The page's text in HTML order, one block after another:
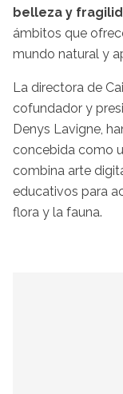
belleza y
ámbitos que
mundo natural y
La directora de
cofundador y
Denys Lavigne,
concebida como
combina arte
educativos para
flora y la fauna.